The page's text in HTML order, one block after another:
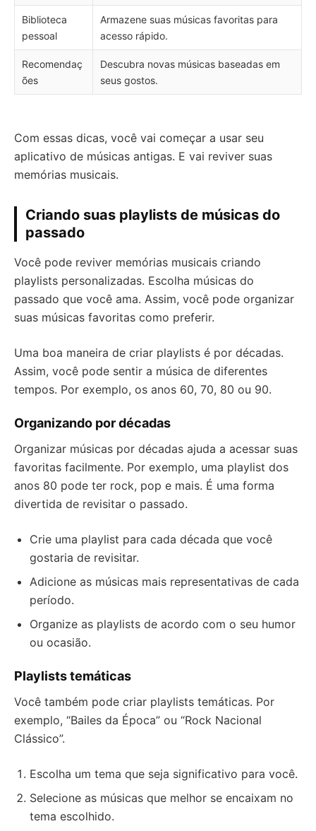
Biblioteca
pessoal
Armazene suas músicas favoritas para
acesso rápido.
Recomendaç
ões
Descubra novas músicas baseadas em
seus gostos.
Com essas dicas, você vai começar a usar seu
aplicativo de músicas antigas. E vai reviver suas
memórias musicais.
Criando suas playlists de músicas do
passado
Você pode reviver memórias musicais criando
playlists personalizadas. Escolha músicas do
passado que você ama. Assim, você pode organizar
suas músicas favoritas como preferir.
Uma boa maneira de criar playlists é por décadas.
Assim, você pode sentir a música de diferentes
tempos. Por exemplo, os anos 60, 70, 80 ou 90.
Organizando por décadas
Organizar músicas por décadas ajuda a acessar suas
favoritas facilmente. Por exemplo, uma playlist dos
anos 80 pode ter rock, pop e mais. É uma forma
divertida de revisitar o passado.
Crie uma playlist para cada década que você
gostaria de revisitar.
Adicione as músicas mais representativas de cada
período.
Organize as playlists de acordo com o seu humor
ou ocasião.
Playlists temáticas
Você também pode criar playlists temáticas. Por
exemplo, “Bailes da Época” ou “Rock Nacional
Clássico”.
Escolha um tema que seja significativo para você.
Selecione as músicas que melhor se encaixam no
tema escolhido.